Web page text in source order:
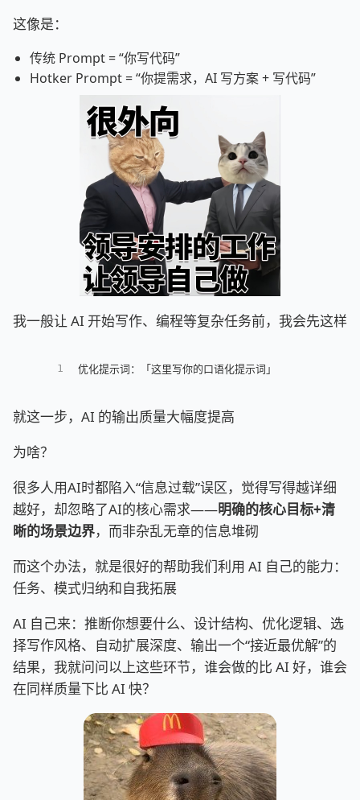
这像是：
传统 Prompt = “你写代码”
Hotker Prompt = “你提需求，AI 写方案 + 写代码”
我一般让 AI 开始写作、编程等复杂任务前，我会先这样
1 优化提示词：「这里写你的口语化提示词」
就这一步，AI 的输出质量大幅度提高
为啥？
很多人用AI时都陷入“信息过载”误区，觉得写得越详细
越好，却忽略了AI的核心需求——明确的核心目标+清
晰的场景边界，而非杂乱无章的信息堆砌
而这个办法，就是很好的帮助我们利用 AI 自己的能力：
任务、模式归纳和自我拓展
AI 自己来：推断你想要什么、设计结构、优化逻辑、选
择写作风格、自动扩展深度、输出一个“接近最优解”的
结果，我就问问以上这些环节，谁会做的比 AI 好，谁会
在同样质量下比 AI 快？